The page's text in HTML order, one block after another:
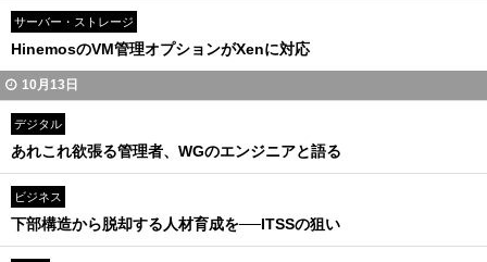
サーバー・ストレージ
HinemosのVM管理オプションがXenに対応
10月13日
デジタル
あれこれ欲張る管理者、WGのエンジニアと語る
ビジネス
下部構造から脱却する人材育成を──ITSSの狙い